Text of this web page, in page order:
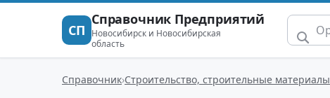
СП
Справочник Предприятий
Новосибирск и Новосибирская
область
Справочник Строительство, строительные материалы